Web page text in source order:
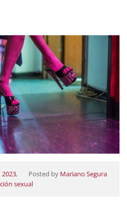
Posted by Mariano Segura
2023,
sexual